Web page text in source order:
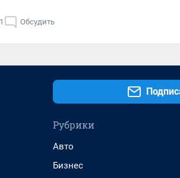
Обсудить
Рубрики
Авто
Бизнес